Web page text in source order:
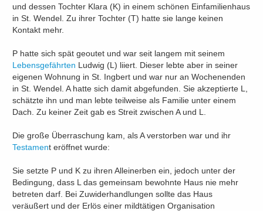
und dessen Tochter Klara (K) in einem schönen Einfamilienhaus
in St. Wendel. Zu ihrer Tochter (T) hatte sie lange keinen
Kontakt mehr.
P hatte sich spät geoutet und war seit langem mit seinem
Lebensgefährten Ludwig (L) liiert. Dieser lebte aber in seiner
eigenen Wohnung in St. Ingbert und war nur an Wochenenden
in St. Wendel. A hatte sich damit abgefunden. Sie akzeptierte L,
schätzte ihn und man lebte teilweise als Familie unter einem
Dach. Zu keiner Zeit gab es Streit zwischen A und L.
Die große Überraschung kam, als A verstorben war und ihr
Testament eröffnet wurde:
Sie setzte P und K zu ihren Alleinerben ein, jedoch unter der
Bedingung, dass L das gemeinsam bewohnte Haus nie mehr
betreten darf. Bei Zuwiderhandlungen sollte das Haus
veräußert und der Erlös einer mildtätigen Organisation